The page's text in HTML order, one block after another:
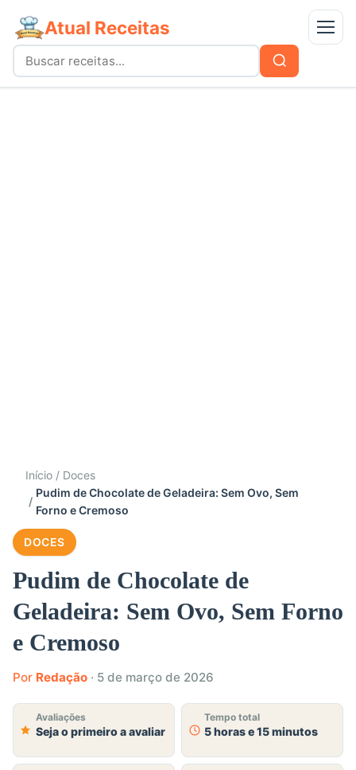
Atual Receitas Menu
Buscar
por:
Buscar
Início
Doces
Pudim de Chocolate de Geladeira: Sem Ovo, Sem
Forno e Cremoso
DOCES
Pudim de Chocolate de
Geladeira: Sem Ovo, Sem Forno
e Cremoso
Por Redação · 5 de março de 2026
Avaliações
Seja o primeiro a avaliar
Tempo total
5 horas e 15 minutos